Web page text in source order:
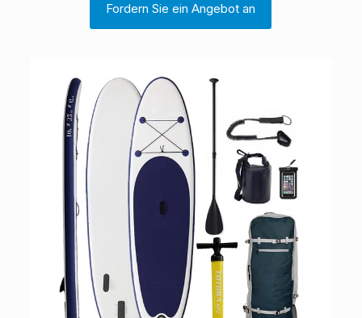
Fordern Sie ein Angebot an